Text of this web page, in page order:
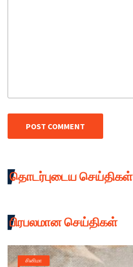
POST COMMENT
தொடர்புடைய செய்திகள்
பிரபலமான செய்திகள்
சினிமா